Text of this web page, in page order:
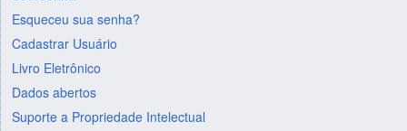
Esqueceu sua senha?
Cadastrar Usuário
Livro Eletrônico
Dados abertos
Suporte a Propriedade Intelectual